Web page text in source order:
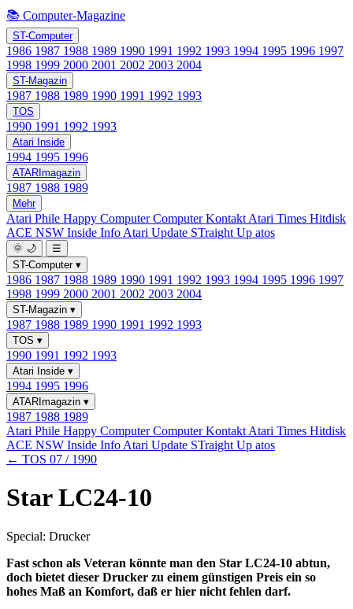
📚 Computer-Magazine
ST-Computer
1986 1987 1988 1989 1990 1991 1992 1993 1994 1995 1996 1997
1998 1999 2000 2001 2002 2003 2004
ST-Magazin
1987 1988 1989 1990 1991 1992 1993
TOS
1990 1991 1992 1993
Atari Inside
1994 1995 1996
ATARImagazin
1987 1988 1989
Mehr
Atari Phile Happy ComputerComputer Kontakt Atari Times Hitdisk
ACE NSW Inside Info Atari Update STraight Up atos
🌞 🌙
☰
ST-Computer ▾
1986 1987 1988 1989 1990 1991 1992 1993 1994 1995 1996 1997
1998 1999 2000 2001 2002 2003 2004
ST-Magazin ▾
1987 1988 1989 1990 1991 1992 1993
TOS ▾
1990 1991 1992 1993
Atari Inside ▾
1994 1995 1996
ATARImagazin ▾
1987 1988 1989
Atari Phile Happy ComputerComputer Kontakt Atari Times Hitdisk
ACE NSW Inside Info Atari Update STraight Up atos
← TOS 07 / 1990
Star LC24-10
Special: Drucker
Fast schon als Veteran könnte man den Star LC24-10 abtun,
doch bietet dieser Drucker zu einem günstigen Preis ein so
hohes Maß an Komfort, daß er hier nicht fehlen darf.